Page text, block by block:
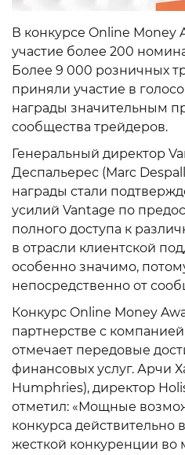
В конкурсе Online Money
участие более 200
Более 9 000 розничных
приняли участие в
награды значительным
сообщества трейдеров.
Генеральный директор
Деспальерес (Marc
награды стали
усилий Vantage по
полного доступа к
в отрасли клиентской
особенно значимо,
непосредственно от
Конкурс Online Money
партнерстве с
отмечает передовые
финансовых услуг. Арчи
Humphries), директор
отметил: «Мощные
конкурса действительно
жесткой конкуренции во